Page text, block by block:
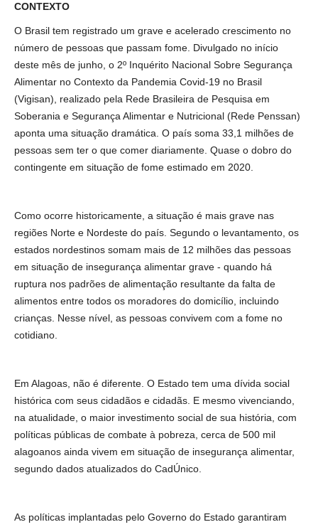
CONTEXTO
O Brasil tem registrado um grave e acelerado crescimento no
número de pessoas que passam fome. Divulgado no início
deste mês de junho, o 2º Inquérito Nacional Sobre Segurança
Alimentar no Contexto da Pandemia Covid-19 no Brasil
(Vigisan), realizado pela Rede Brasileira de Pesquisa em
Soberania e Segurança Alimentar e Nutricional (Rede Penssan)
aponta uma situação dramática. O país soma 33,1 milhões de
pessoas sem ter o que comer diariamente. Quase o dobro do
contingente em situação de fome estimado em 2020.
Como ocorre historicamente, a situação é mais grave nas
regiões Norte e Nordeste do país. Segundo o levantamento, os
estados nordestinos somam mais de 12 milhões das pessoas
em situação de insegurança alimentar grave - quando há
ruptura nos padrões de alimentação resultante da falta de
alimentos entre todos os moradores do domicílio, incluindo
crianças. Nesse nível, as pessoas convivem com a fome no
cotidiano.
Em Alagoas, não é diferente. O Estado tem uma dívida social
histórica com seus cidadãos e cidadãs. E mesmo vivenciando,
na atualidade, o maior investimento social de sua história, com
políticas públicas de combate à pobreza, cerca de 500 mil
alagoanos ainda vivem em situação de insegurança alimentar,
segundo dados atualizados do CadÚnico.
As políticas implantadas pelo Governo do Estado garantiram